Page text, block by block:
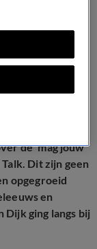
de 'mag jouw
Dit zijn geen
opgegroeid
en
Dijk ging langs bij